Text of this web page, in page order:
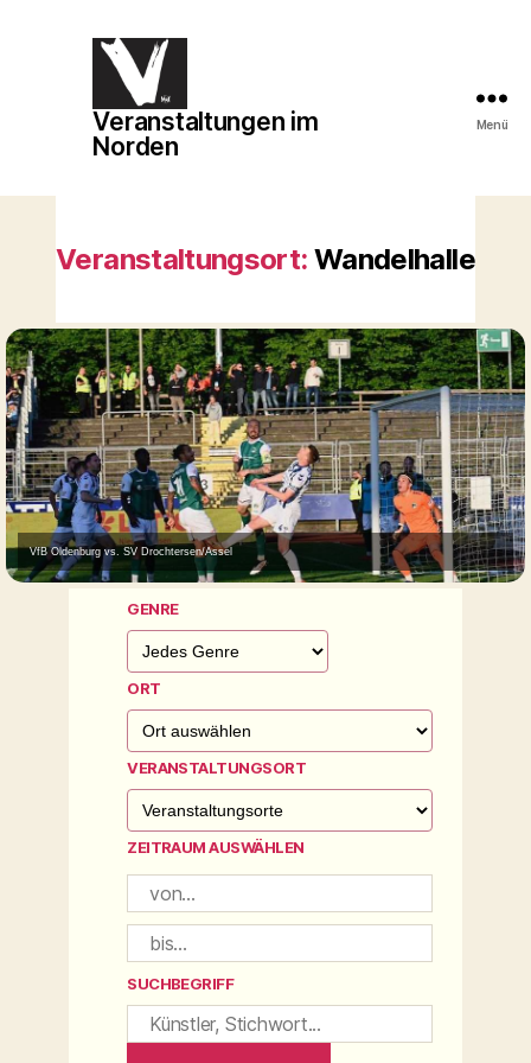
Veranstaltungen
im
Veranstaltungen im
Norden
Menü
Veranstaltungsort: Wandelhalle
VfB Oldenburg vs. SV Drochtersen/Assel
GENRE
ORT
VERANSTALTUNGSORT
ZEITRAUM AUSWÄHLEN
SUCHBEGRIFF